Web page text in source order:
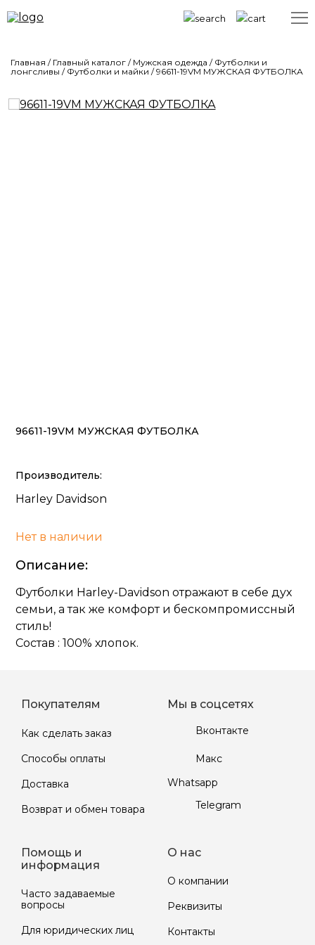
Главная / Главный каталог / Мужская одежда / Футболки и
лонгсливы / Футболки и майки /96611-19VM МУЖСКАЯ ФУТБОЛКА
96611-19VM МУЖСКАЯ ФУТБОЛКА
Производитель:
Harley Davidson
Нет в наличии
Описание:
Футболки Harley-Davidson отражают в себе дух
семьи, а так же комфорт и бескомпромиссный
стиль!
Состав : 100% хлопок.
Покупателям
Как сделать заказ
Способы оплаты
Доставка
Возврат и обмен товара
Мы в соцсетях
Вконтакте
Макс
Whatsapp
Telegram
Помощь и
информация
Часто задаваемые
вопросы
Для юридических лиц
О нас
О компании
Реквизиты
Контакты